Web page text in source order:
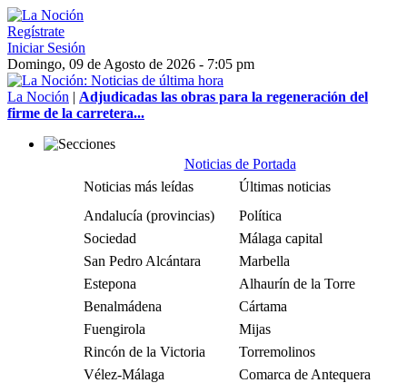
Regístrate
Iniciar Sesión
Domingo, 09 de Agosto de 2026 - 7:05 pm
La Noción | Adjudicadas las obras para la regeneración del
firme de la carretera...
Noticias de Portada
Noticias más leídas
Últimas noticias
Andalucía (provincias)
Política
Sociedad
Málaga capital
San Pedro Alcántara
Marbella
Estepona
Alhaurín de la Torre
Benalmádena
Cártama
Fuengirola
Mijas
Rincón de la Victoria
Torremolinos
Vélez-Málaga
Comarca de Antequera